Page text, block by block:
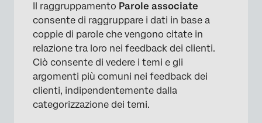
Il raggruppamento Parole associate
consente di raggruppare i dati in base a
coppie di parole che vengono citate in
relazione tra loro nei feedback dei clienti.
Ciò consente di vedere i temi e gli
argomenti più comuni nei feedback dei
clienti, indipendentemente dalla
categorizzazione dei temi.